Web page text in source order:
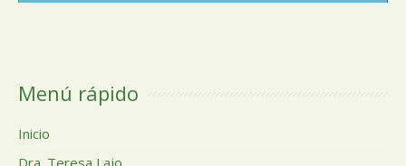
Menú rápido
Inicio
Dra. Teresa Lajo